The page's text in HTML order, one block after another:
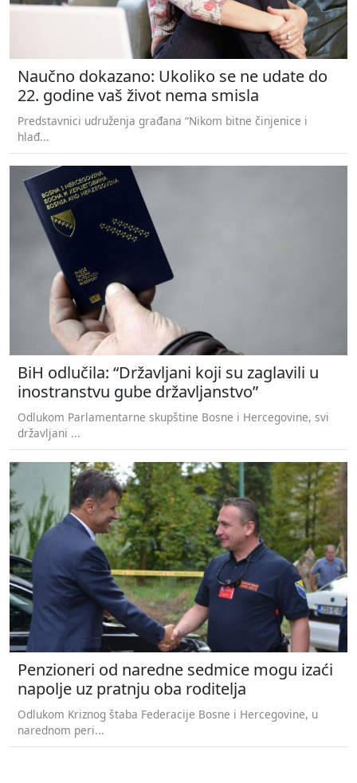
Naučno dokazano: Ukoliko se ne udate do
22. godine vaš život nema smisla
Predstavnici udruženja građana “Nikom bitne činjenice i
hlađ...
BiH odlučila: “Državljani koji su zaglavili u
inostranstvu gube državljanstvo”
Odlukom Parlamentarne skupštine Bosne i Hercegovine, svi
državljani ...
Penzioneri od naredne sedmice mogu izaći
napolje uz pratnju oba roditelja
Odlukom Kriznog štaba Federacije Bosne i Hercegovine, u
narednom peri...